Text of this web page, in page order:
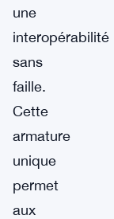
une
interopérabilité
sans
faille.
Cette
armature
unique
permet
aux